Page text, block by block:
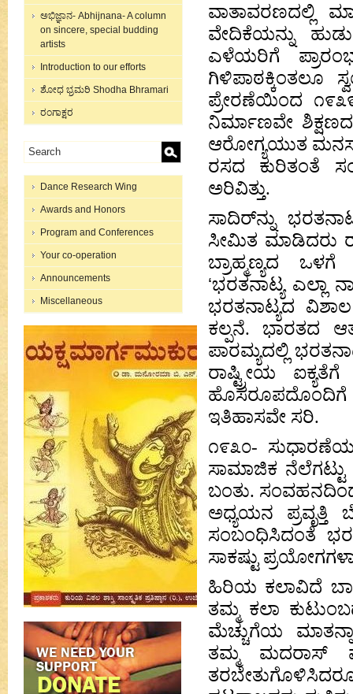
ಅಭಿಜ್ಞಾನ- Abhijnana- A column
on sincere, special budding
artists
Introduction to our efforts
ಶೋಧ ಭ್ರಮರಿ Shodha Bhramari
ರಂಗಾಕ್ಷರ
Dance Research Wing
Awards and Honors
Program and Conferences
Your co-operation
Announcements
Miscellaneous
ವಾತಾವರಣದಲ್ಲಿ
ವೇದಿಕೆಯನ್ನು
ಎಳೆಯರಿಗೆ
ಪ್ರೇರಣೆಯಿಂದ
ನಿರ್ಮಾಣವೇ
ಆರೋಗ್ಯಯುತ
ರಸದ ಕುರಿತಂತೆ
ಅರಿವಿತ್ತು.
ಸಾದಿರ್‌ನ್ನು
ಸೀಮಿತ ಮಾಡಿದರು
ಬ್ರಾಹ್ಮಣ್ಯದ
‘ಭರತನಾಟ್ಯ ಎಲ್ಲಾ
ಭರತನಾಟ್ಯದ
ಕಲ್ಪನೆ. ಭಾರತದ
ಪಾರಮ್ಯದಲ್ಲಿ
ರಾಷ್ಟ್ರೀಯ
ಹೊಸರೂಪದೊಂದಿಗೆ
ಇತಿಹಾಸವೇ ಸರಿ.
೧೯೩೦-
ಸಾಮಾಜಿಕ ನೆಲೆಗಟ್ಟು
ಬಂತು.
ಅಧ್ಯಯನ ಪ್ರವೃತ್ತಿ
ಸಂಬಂಧಿಸಿದಂತೆ
ಸಾಕಷ್ಟು
ಹಿರಿಯ ಕಲಾವಿದೆ
ತಮ್ಮ ಕಲಾ
ಮೆಚ್ಚುಗೆಯ
ತಮ್ಮ ಮದರಾಸ್